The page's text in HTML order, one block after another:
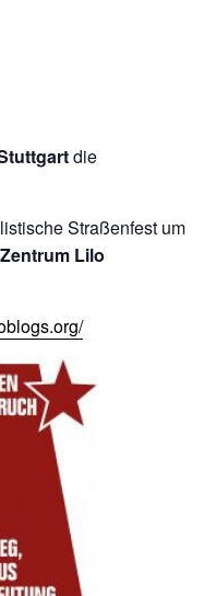
die
Straßenfest um
Lilo